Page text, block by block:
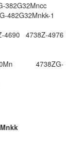
382G32Mncc
482G32Mnkk-1
4690 4738Z-4976
4738ZG-